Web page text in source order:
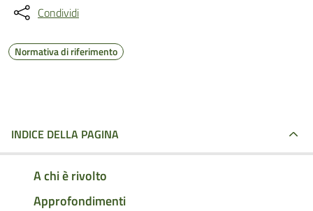
Condividi
Normativa di riferimento
INDICE DELLA PAGINA
A chi è rivolto
Approfondimenti